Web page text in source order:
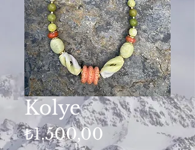
Kolye
₺1.500,00Fiyat